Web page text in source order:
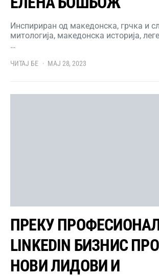
Инспириран од македонска, грчка и
митологија, македонска историја,
…
ЧИТАЈ БЕ МАЈ 28, 2023
ПРЕКУ
LINKEDIN БИЗНИС
НОВИ ЛИДОВИ И